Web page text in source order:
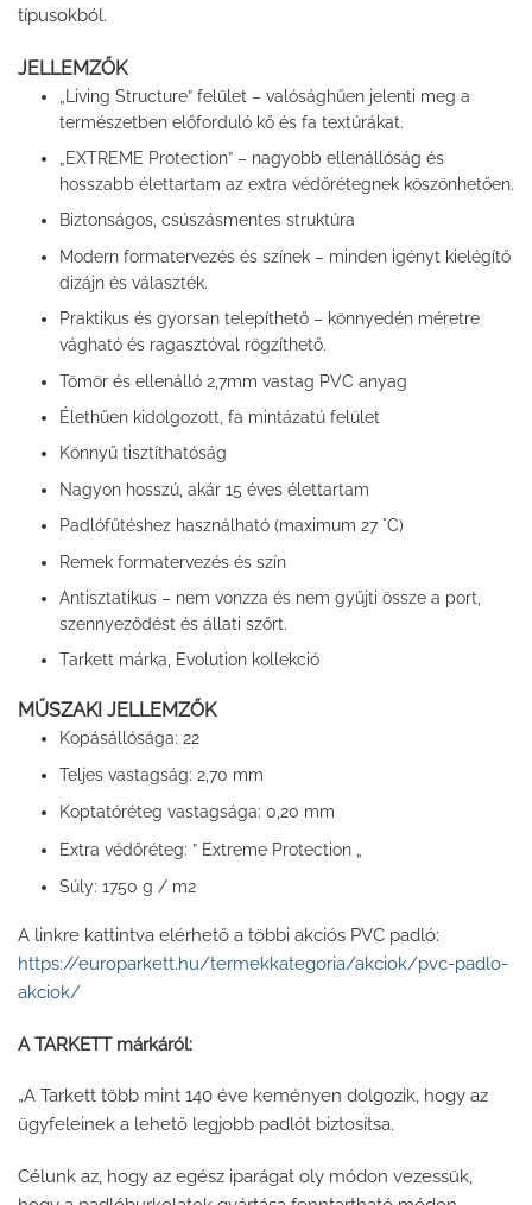
típusokból.
JELLEMZŐK
„Living Structure” felület – valósághűen jelenti meg a
természetben előforduló kő és fa textúrákat.
„EXTREME Protection” – nagyobb ellenállóság és
hosszabb élettartam az extra védőrétegnek köszönhetően.
Biztonságos, csúszásmentes struktúra
Modern formatervezés és színek – minden igényt kielégítő
dizájn és választék.
Praktikus és gyorsan telepíthető – könnyedén méretre
vágható és ragasztóval rögzíthető.
Tömör és ellenálló 2,7mm vastag PVC anyag
Élethűen kidolgozott, fa mintázatú felület
Könnyű tisztíthatóság
Nagyon hosszú, akár 15 éves élettartam
Padlófűtéshez használható (maximum 27 °C)
Remek formatervezés és szín
Antisztatikus – nem vonzza és nem gyűjti össze a port,
szennyeződést és állati szőrt.
Tarkett márka, Evolution kollekció
MŰSZAKI JELLEMZŐK
Kopásállósága: 22
Teljes vastagság: 2,70 mm
Koptatóréteg vastagsága: 0,20 mm
Extra védőréteg: ” Extreme Protection „
Súly: 1750 g / m2
A linkre kattintva elérhető a többi akciós PVC padló:
https://europarkett.hu/termekkategoria/akciok/pvc-padlo-
akciok/
A TARKETT márkáról:
„A Tarkett több mint 140 éve keményen dolgozik, hogy az
ügyfeleinek a lehető legjobb padlót biztosítsa.
Célunk az, hogy az egész iparágat oly módon vezessük,